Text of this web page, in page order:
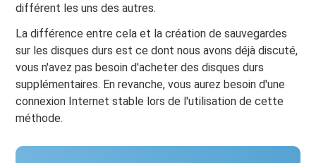
différent les uns des autres.
La différence entre cela et la création de sauvegardes
sur les disques durs est ce dont nous avons déjà discuté,
vous n'avez pas besoin d'acheter des disques durs
supplémentaires. En revanche, vous aurez besoin d'une
connexion Internet stable lors de l'utilisation de cette
méthode.